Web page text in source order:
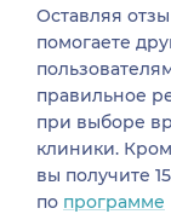
Оставляя
помогаете
правильное
при выборе
клиники.
вы получите
по программе